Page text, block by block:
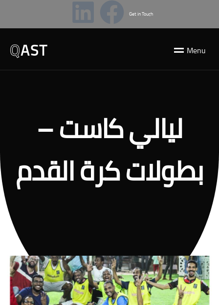
Get in Touch
QAST Menu
ليالي كاست –
بطولات كرة القدم